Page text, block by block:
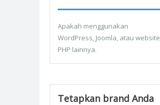
Apakah menggunakan
WordPress, Joomla, atau website
PHP lainnya.
Tetapkan brand Anda